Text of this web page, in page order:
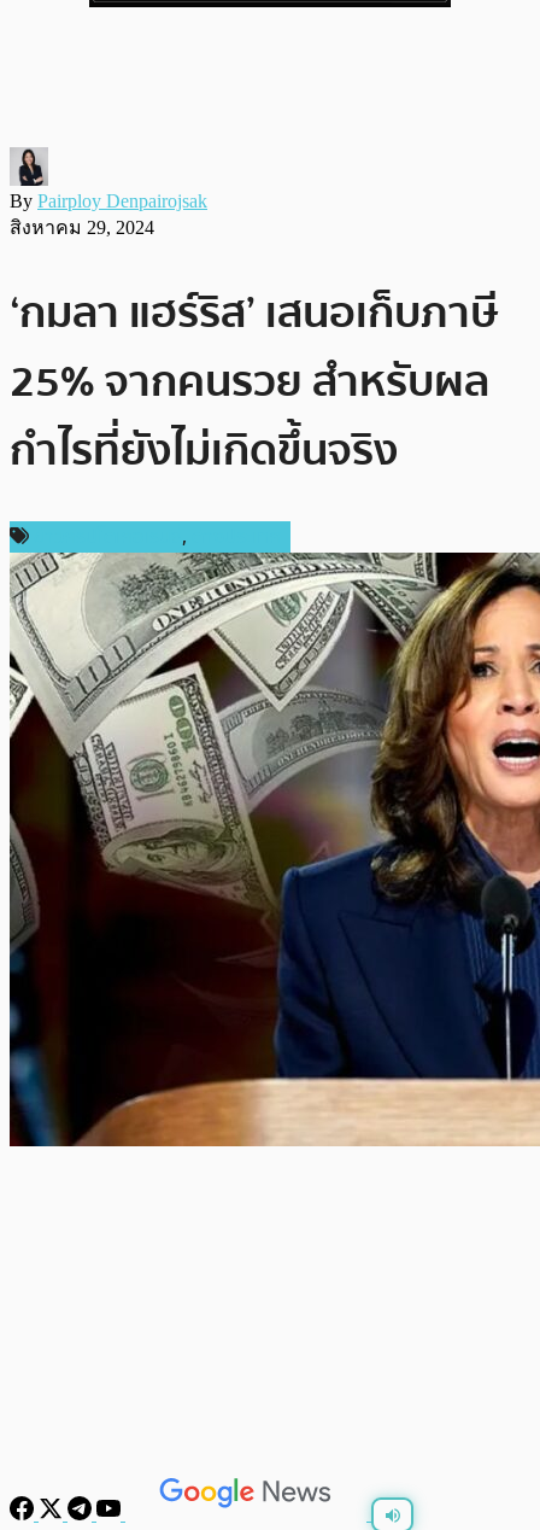
By Pairploy Denpairojsak
สิงหาคม 29, 2024
‘กมลา แฮร์ริส’ เสนอเก็บภาษี
25% จากคนรวย สำหรับผล
กำไรที่ยังไม่เกิดขึ้นจริง
,